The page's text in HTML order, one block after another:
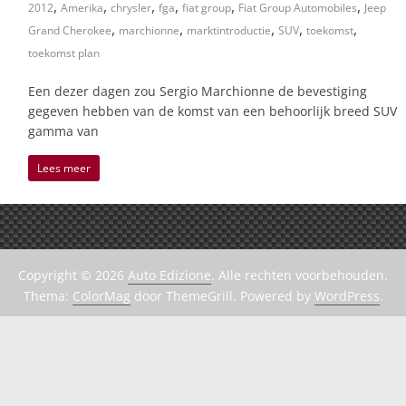
2012, Amerika, chrysler, fga, fiat group, Fiat Group Automobiles, Jeep
Grand Cherokee, marchionne, marktintroductie, SUV, toekomst,
toekomst plan
Een dezer dagen zou Sergio Marchionne de bevestiging
gegeven hebben van de komst van een behoorlijk breed SUV
gamma van
Lees meer
Copyright © 2026 Auto Edizione. Alle rechten voorbehouden.
Thema: ColorMag door ThemeGrill. Powered by WordPress.